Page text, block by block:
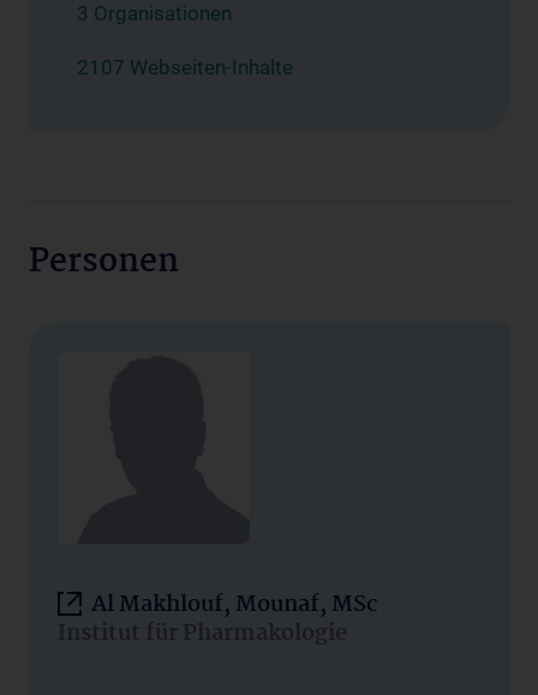
3 Organisationen
2107 Webseiten-Inhalte
Personen
Al Makhlouf, Mounaf, MSc
Institut für Pharmakologie